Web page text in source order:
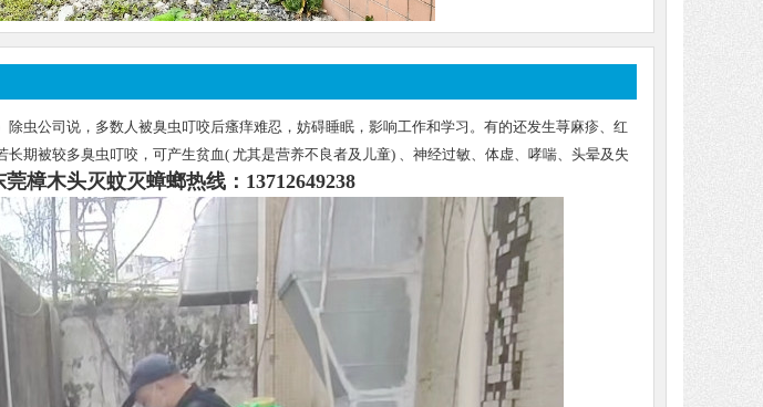
虫公司说，多数人被臭虫叮咬后瘙痒难忍，妨碍睡眠，影响工作和学习。有的还发生荨麻疹、红
期被较多臭虫叮咬，可产生贫血( 尤其是营养不良者及儿童) 、神经过敏、体虚、哮喘、头晕及失
樟木头灭蚊灭蟑螂热线：13712649238